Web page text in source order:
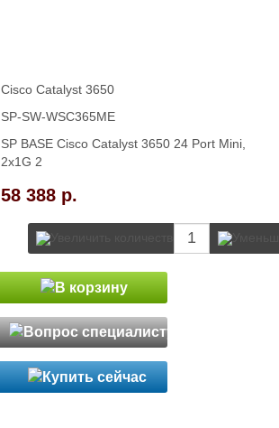
Cisco Catalyst 3650
SP-SW-WSC365ME
SP BASE Cisco Catalyst 3650 24 Port Mini,
2x1G 2
58 388 р.